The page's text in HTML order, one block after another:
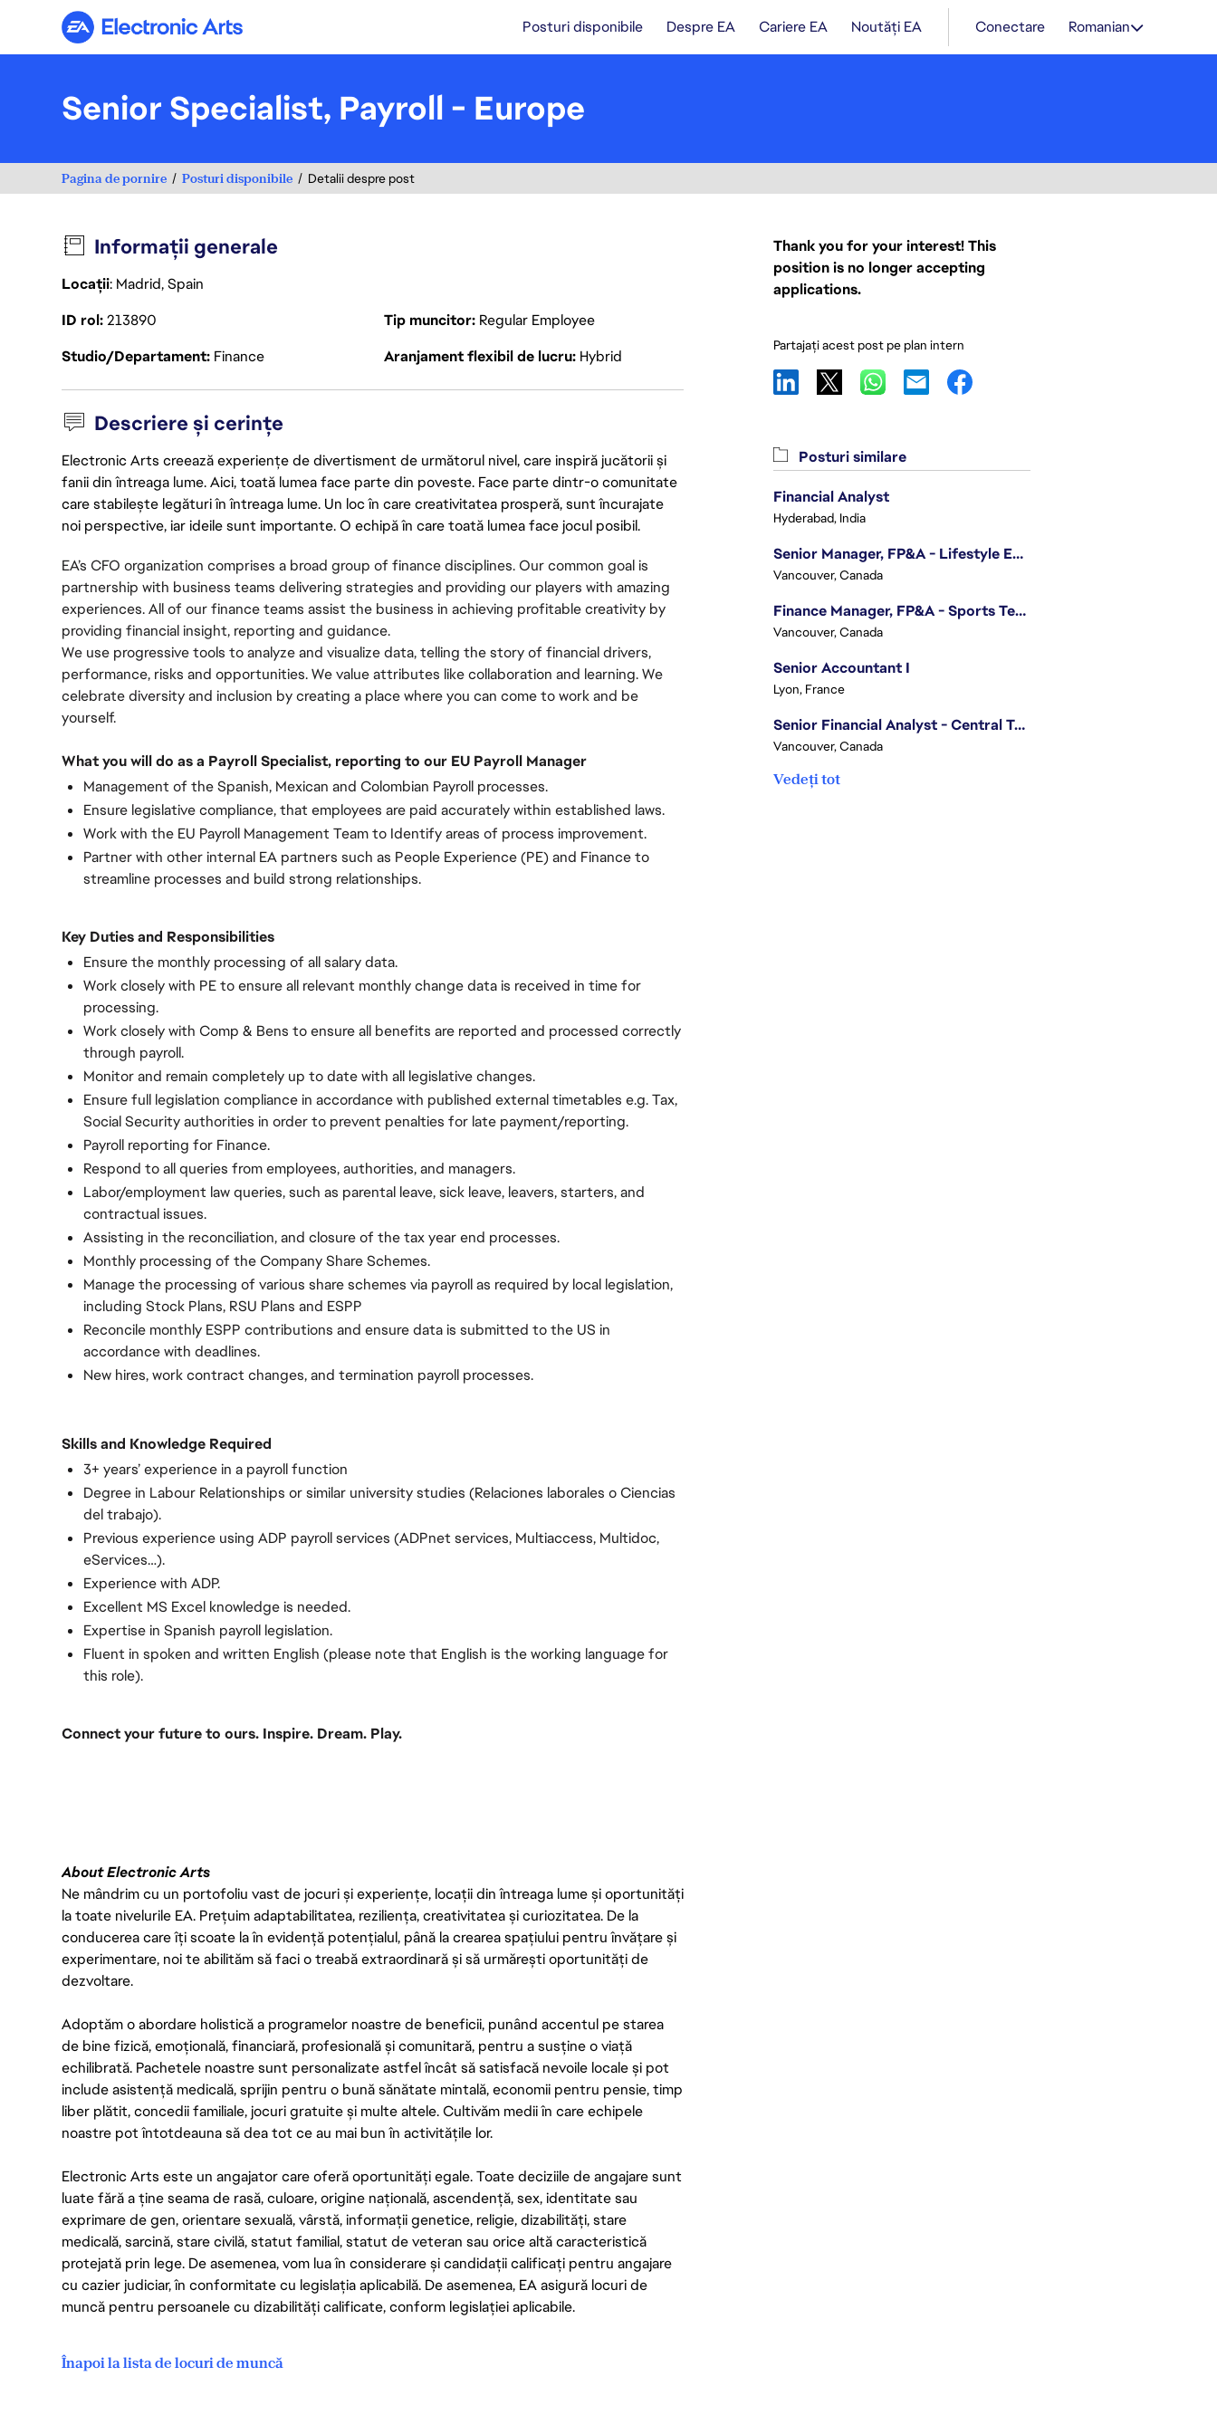
Electronic Arts Posturi disponibile Despre EA Cariere EA Noutăți EA Conectare Romanian
Senior Specialist, Payroll - Europe
Pagina de pornire Posturi disponibile Detalii despre post
Informații generale
Locații: Madrid, Spain
ID rol213890 Tip muncitor Regular Employee
Studio/Departament Finance Aranjament flexibil de lucru Hybrid
Descriere și cerințe
Electronic Arts creează experiențe de divertisment de următorul nivel, care inspiră jucătorii și
fanii din întreaga lume. Aici, toată lumea face parte din poveste. Face parte dintr-o comunitate
care stabilește legături în întreaga lume. Un loc în care creativitatea prosperă, sunt încurajate
noi perspective, iar ideile sunt importante. O echipă în care toată lumea face jocul posibil.
EA’s CFO organization comprises a broad group of finance disciplines. Our common goal is
partnership with business teams delivering strategies and providing our players with amazing
experiences. All of our finance teams assist the business in achieving profitable creativity by
providing financial insight, reporting and guidance.
We use progressive tools to analyze and visualize data, telling the story of financial drivers,
performance, risks and opportunities. We value attributes like collaboration and learning. We
celebrate diversity and inclusion by creating a place where you can come to work and be
yourself.
What you will do as a Payroll Specialist, reporting to our EU Payroll Manager
Management of the Spanish, Mexican and Colombian Payroll processes.
Ensure legislative compliance, that employees are paid accurately within established laws.
Work with the EU Payroll Management Team to Identify areas of process improvement.
Partner with other internal EA partners such as People Experience (PE) and Finance to
streamline processes and build strong relationships.
Key Duties and Responsibilities
Ensure the monthly processing of all salary data.
Work closely with PE to ensure all relevant monthly change data is received in time for
processing.
Work closely with Comp & Bens to ensure all benefits are reported and processed correctly
through payroll.
Monitor and remain completely up to date with all legislative changes.
Ensure full legislation compliance in accordance with published external timetables e.g. Tax,
Social Security authorities in order to prevent penalties for late payment/reporting.
Payroll reporting for Finance.
Respond to all queries from employees, authorities, and managers.
Labor/employment law queries, such as parental leave, sick leave, leavers, starters, and
contractual issues.
Assisting in the reconciliation, and closure of the tax year end processes.
Monthly processing of the Company Share Schemes.
Manage the processing of various share schemes via payroll as required by local legislation,
including Stock Plans, RSU Plans and ESPP
Reconcile monthly ESPP contributions and ensure data is submitted to the US in
accordance with deadlines.
New hires, work contract changes, and termination payroll processes.
Skills and Knowledge Required
3+ years’ experience in a payroll function
Degree in Labour Relationships or similar university studies (Relaciones laborales o Ciencias
del trabajo).
Previous experience using ADP payroll services (ADPnet services, Multiaccess, Multidoc,
eServices…).
Experience with ADP.
Excellent MS Excel knowledge is needed.
Expertise in Spanish payroll legislation.
Fluent in spoken and written English (please note that English is the working language for
this role).
Connect your future to ours. Inspire. Dream. Play.
About Electronic Arts
Ne mândrim cu un portofoliu vast de jocuri și experiențe, locații din întreaga lume și oportunități
la toate nivelurile EA. Prețuim adaptabilitatea, reziliența, creativitatea și curiozitatea. De la
conducerea care îți scoate la în evidență potențialul, până la crearea spațiului pentru învățare și
experimentare, noi te abilităm să faci o treabă extraordinară și să urmărești oportunități de
dezvoltare.
Adoptăm o abordare holistică a programelor noastre de beneficii, punând accentul pe starea
de bine fizică, emoțională, financiară, profesională și comunitară, pentru a susține o viață
echilibrată. Pachetele noastre sunt personalizate astfel încât să satisfacă nevoile locale și pot
include asistență medicală, sprijin pentru o bună sănătate mintală, economii pentru pensie, timp
liber plătit, concedii familiale, jocuri gratuite și multe altele. Cultivăm medii în care echipele
noastre pot întotdeauna să dea tot ce au mai bun în activitățile lor.
Electronic Arts este un angajator care oferă oportunități egale. Toate deciziile de angajare sunt
luate fără a ține seama de rasă, culoare, origine națională, ascendență, sex, identitate sau
exprimare de gen, orientare sexuală, vârstă, informații genetice, religie, dizabilități, stare
medicală, sarcină, stare civilă, statut familial, statut de veteran sau orice altă caracteristică
protejată prin lege. De asemenea, vom lua în considerare și candidații calificați pentru angajare
cu cazier judiciar, în conformitate cu legislația aplicabilă. De asemenea, EA asigură locuri de
muncă pentru persoanele cu dizabilități calificate, conform legislației aplicabile.
Înapoi la lista de locuri de muncă
Thank you for your interest! This
position is no longer accepting
applications.
Partajați acest post pe plan intern
Posturi similare
Financial Analyst
Hyderabad, India
Senior Manager, FP&A - Lifestyle Entertainment
Vancouver, Canada
Finance Manager, FP&A - Sports Technology & Tracab
Vancouver, Canada
Senior Accountant I
Lyon, France
Senior Financial Analyst - Central Technology
Vancouver, Canada
Vedeți tot